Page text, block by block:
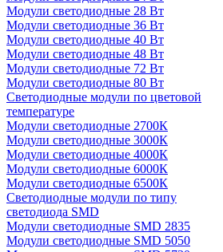
Модули светодиодные 28 Вт
Модули светодиодные 36 Вт
Модули светодиодные 40 Вт
Модули светодиодные 48 Вт
Модули светодиодные 72 Вт
Модули светодиодные 80 Вт
Светодиодные модули по цветовой
температуре
Модули светодиодные 2700К
Модули светодиодные 3000К
Модули светодиодные 4000К
Модули светодиодные 6000К
Модули светодиодные 6500К
Светодиодные модули по типу
светодиода SMD
Модули светодиодные SMD 2835
Модули светодиодные SMD 5050